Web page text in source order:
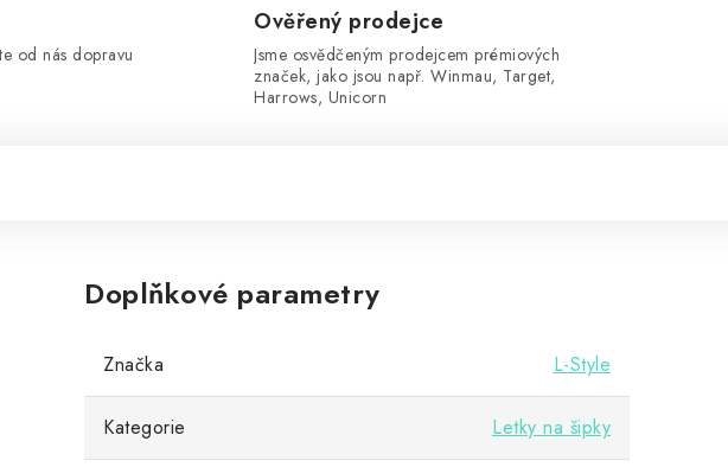
od nás dopravu
Ověřený prodejce
Jsme osvědčeným prodejcem prémiových
značek, jako jsou např. Winmau, Target,
Harrows, Unicorn
Doplňkové parametry
Značka L-Style
Kategorie Letky na šipky